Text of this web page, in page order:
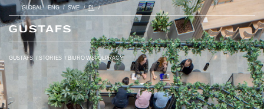
GLOBAL ENG SWE PL
GUSTAFS /STORIES / BIURO WSPÓŁPRACY